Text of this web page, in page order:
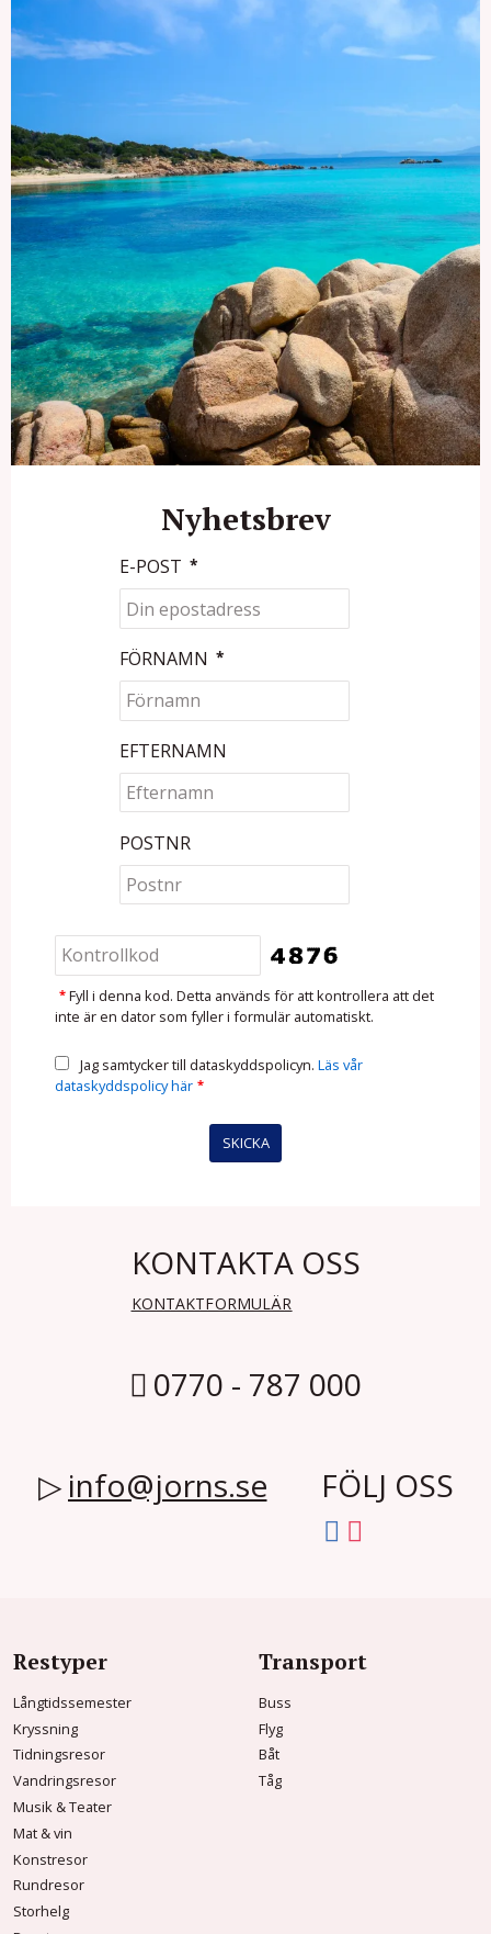
Nyhetsbrev
E-POST *
FÖRNAMN *
EFTERNAMN
POSTNR
* Fyll i denna kod. Detta används för att kontrollera att det
inte är en dator som fyller i formulär automatiskt.
Jag samtycker till dataskyddspolicyn. Läs vår
dataskyddspolicy här *
KONTAKTA OSS
KONTAKTFORMULÄR
0770 - 787 000
info@jorns.se FÖLJ OSS
Restyper
Långtidssemester
Kryssning
Tidningsresor
Vandringsresor
Musik & Teater
Mat & vin
Konstresor
Rundresor
Storhelg
Transport
Buss
Flyg
Båt
Tåg